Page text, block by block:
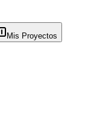
Mis Proyectos